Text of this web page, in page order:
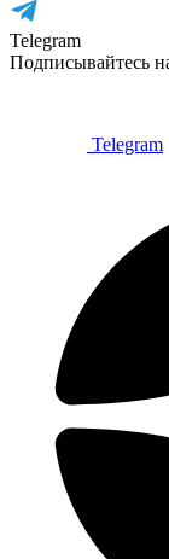
Telegram
Подписывайтесь
Telegram